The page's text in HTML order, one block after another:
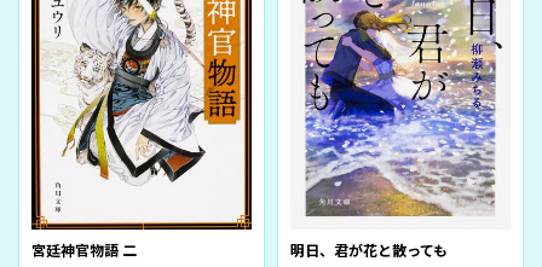
宮廷神官物語 二
明日、君が花と散っても